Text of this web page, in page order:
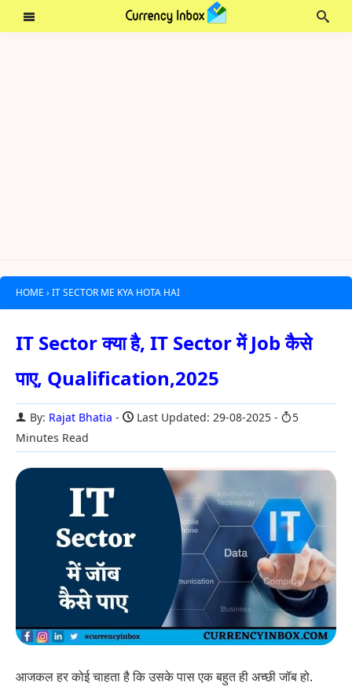
HOME › IT SECTOR ME KYA HOTA HAI
IT Sector क्या है, IT Sector में Job कैसे
पाए, Qualification,2025
By: Rajat Bhatia Last Updated: 29-08-2025
5
Minutes Read
आजकल हर कोई चाहता है कि उसके पास एक बहुत ही अच्छी जॉब हो.